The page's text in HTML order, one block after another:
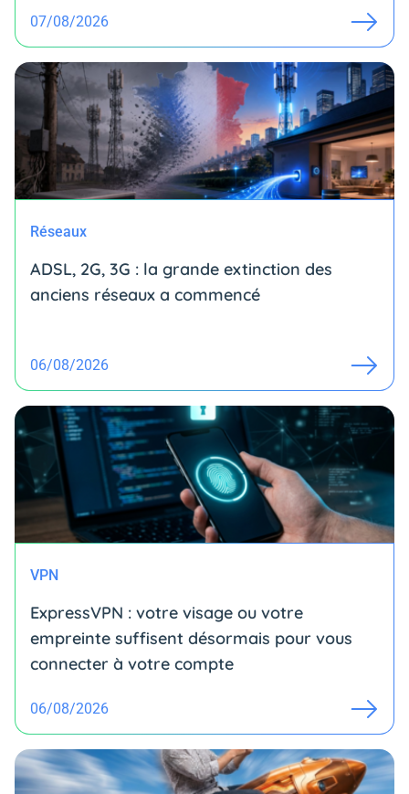
07/08/2026
Réseaux
ADSL, 2G, 3G : la grande extinction des
anciens réseaux a commencé
06/08/2026
VPN
ExpressVPN : votre visage ou votre
empreinte suffisent désormais pour vous
connecter à votre compte
06/08/2026